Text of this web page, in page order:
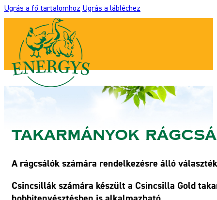
Ugrás a fő tartalomhoz Ugrás a lábléchez
Takarmányok
A rágcsálók számára rendelkezésre álló
Csincsillák számára készült a Csincsilla Gold